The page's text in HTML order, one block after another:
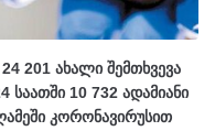
201 ახალი შემთხვევა
10 732 ადამიანი
კორონავირუსით